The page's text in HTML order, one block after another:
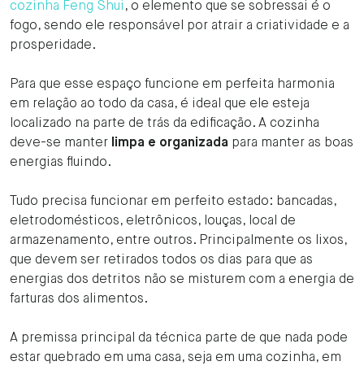
cozinha Feng Shui , o elemento que se sobressai é o
fogo, sendo ele responsável por atrair a criatividade e a
prosperidade.
Para que esse espaço funcione em perfeita harmonia
em relação ao todo da casa, é ideal que ele esteja
localizado na parte de trás da edificação. A cozinha
deve-se manter limpa e organizada para manter as boas
energias fluindo.
Tudo precisa funcionar em perfeito estado: bancadas,
eletrodomésticos, eletrônicos, louças, local de
armazenamento, entre outros. Principalmente os lixos,
que devem ser retirados todos os dias para que as
energias dos detritos não se misturem com a energia de
farturas dos alimentos.
A premissa principal da técnica parte de que nada pode
estar quebrado em uma casa, seja em uma cozinha, em